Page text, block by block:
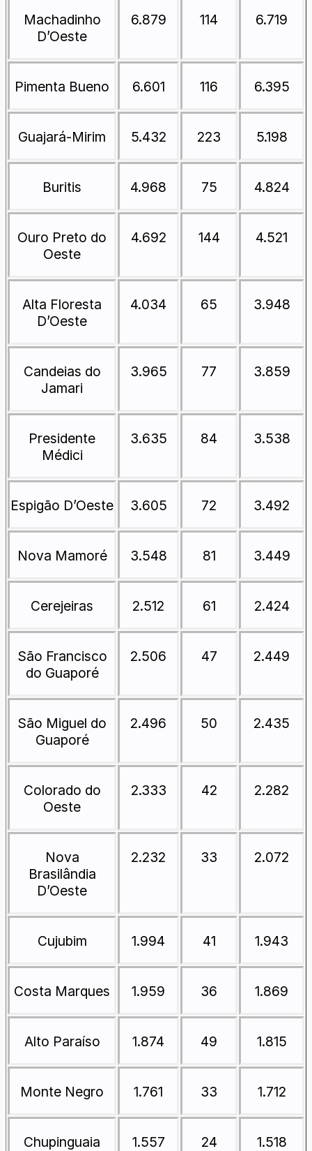
Machadinho
D’Oeste
6.879 114 6.719
Pimenta Bueno 6.601 116 6.395
Guajará-Mirim 5.432 223 5.198
Buritis 4.968 75 4.824
Ouro Preto do
Oeste
4.692 144 4.521
Alta Floresta
D’Oeste
4.034 65 3.948
Candeias do
Jamari
3.965 77 3.859
Presidente
Médici
3.635 84 3.538
Espigão D’Oeste 3.605 72 3.492
Nova Mamoré 3.548 81 3.449
Cerejeiras 2.512 61 2.424
São Francisco
do Guaporé
2.506 47 2.449
São Miguel do
Guaporé
2.496 50 2.435
Colorado do
Oeste
2.333 42 2.282
Nova
Brasilândia
D’Oeste
2.232 33 2.072
Cujubim 1.994 41 1.943
Costa Marques 1.959 36 1.869
Alto Paraíso 1.874 49 1.815
Monte Negro 1.761 33 1.712
Chupinguaia 1.557 24 1.518